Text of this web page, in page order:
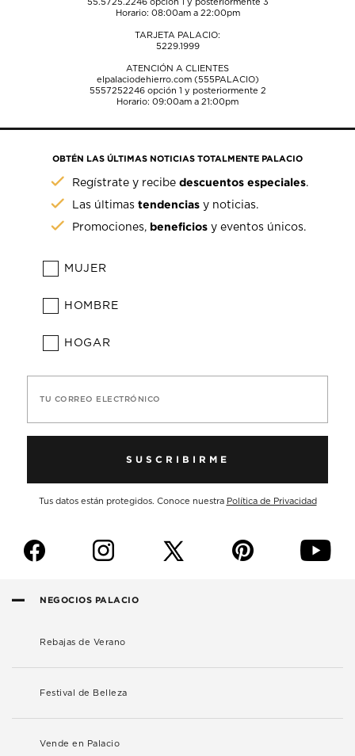
55.5725.2246opción 1 y posteriormente 3
Horario: 08:00am a 22:00pm
TARJETA PALACIO:
5229.1999
ATENCIÓN A CLIENTES
elpalaciodehierro.com (555PALACIO)
5557252246opción 1 y posteriormente 2
Horario: 09:00am a 21:00pm
OBTÉN LAS ÚLTIMAS NOTICIAS TOTALMENTE PALACIO
Regístrate y recibedescuentos especiales.
Las últimastendencias y noticias.
Promociones, beneficios y eventos únicos.
MUJER
HOMBRE
HOGAR
TU CORREO ELECTRÓNICO
SUSCRIBIRME
Tus datos están protegidos. Conoce nuestra Política de Privacidad
f i p y
NEGOCIOS PALACIO
Rebajas de Verano
Festival de Belleza
Vende en Palacio